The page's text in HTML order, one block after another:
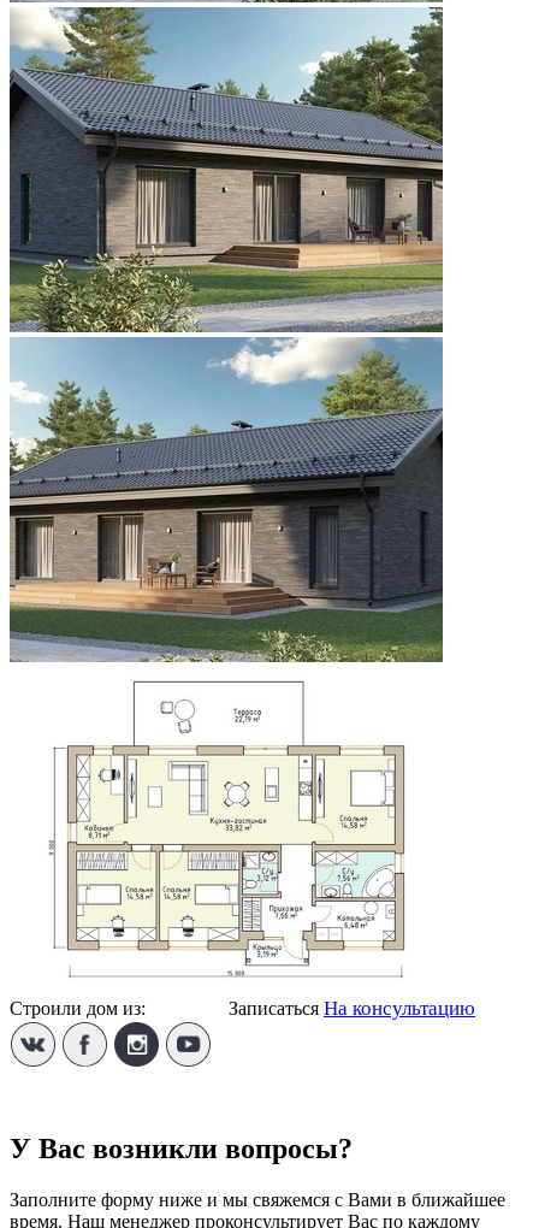
Строили дом из: Записаться На консультацию
У Вас возникли вопросы?
Заполните форму ниже и мы свяжемся с Вами в ближайшее
время. Наш менеджер проконсультирует Вас по каждому